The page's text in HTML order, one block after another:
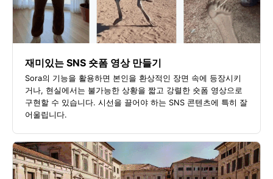
재미있는 SNS 숏폼 영상 만들기
Sora의 기능을 활용하면 본인을 환상적인 장면 속에 등장시키
거나, 현실에서는 불가능한 상황을 짧고 강렬한 숏폼 영상으로
구현할 수 있습니다. 시선을 끌어야 하는 SNS 콘텐츠에 특히 잘
어울립니다.